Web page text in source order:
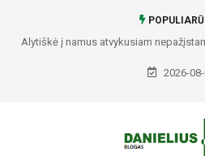
Alytiškė į namus atvykusiam
policija pradėjo
2026-